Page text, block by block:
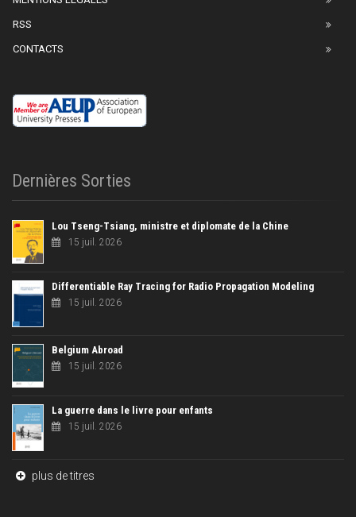
RSS
CONTACTS
Dernières Sorties
Lou Tseng-Tsiang, ministre et diplomate de la Chine
15 juil. 2026
Differentiable Ray Tracing for Radio Propagation Modeling
15 juil. 2026
Belgium Abroad
15 juil. 2026
La guerre dans le livre pour enfants
15 juil. 2026
plus de titres